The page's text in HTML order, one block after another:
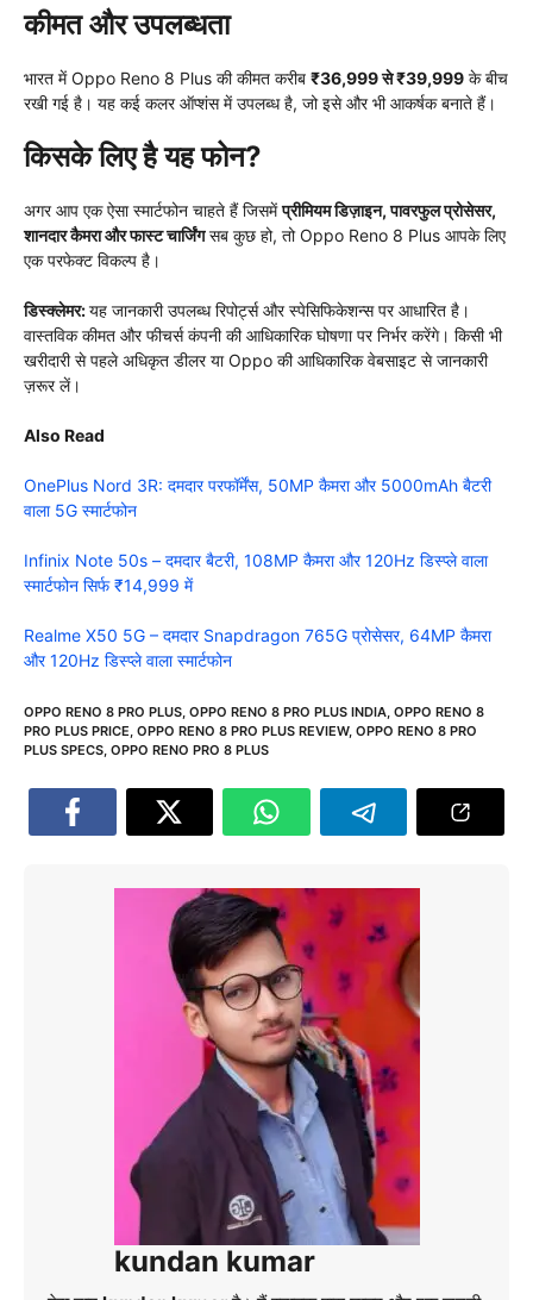
कीमत और उपलब्धता
भारत में Oppo Reno 8 Plus की कीमत करीब ₹36,999 से ₹39,999 के बीच
रखी गई है। यह कई कलर ऑप्शंस में उपलब्ध है, जो इसे और भी आकर्षक बनाते हैं।
किसके लिए है यह फोन?
अगर आप एक ऐसा स्मार्टफोन चाहते हैं जिसमेंप्रीमियम डिज़ाइन, पावरफुल प्रोसेसर,
शानदार कैमरा और फास्ट चार्जिंगसब कुछ हो, तो Oppo Reno 8 Plus आपके लिए
एक परफेक्ट विकल्प है।
डिस्क्लेमर:यह जानकारी उपलब्ध रिपोर्ट्स और स्पेसिफिकेशन्स पर आधारित है।
वास्तविक कीमत और फीचर्स कंपनी की आधिकारिक घोषणा पर निर्भर करेंगे। किसी भी
खरीदारी से पहले अधिकृत डीलर या Oppo की आधिकारिक वेबसाइट से जानकारी
ज़रूर लें।
Also Read
OnePlus Nord 3R: दमदार परफॉर्मेंस, 50MP कैमरा और 5000mAh बैटरी
वाला 5G स्मार्टफोन
Infinix Note 50s – दमदार बैटरी, 108MP कैमरा और 120Hz डिस्प्ले वाला
स्मार्टफोन सिर्फ ₹14,999 में
Realme X50 5G – दमदार Snapdragon 765G प्रोसेसर, 64MP कैमरा
और 120Hz डिस्प्ले वाला स्मार्टफोन
OPPO RENO 8 PRO PLUS, OPPO RENO 8 PRO PLUS INDIA, OPPO RENO 8
PRO PLUS PRICE, OPPO RENO 8 PRO PLUS REVIEW, OPPO RENO 8 PRO
PLUS SPECS, OPPO RENO PRO 8 PLUS
kundan kumar